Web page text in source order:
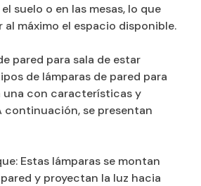
suelo o en las mesas, lo que
máximo el espacio disponible.
pared para sala de estar
de lámparas de pared para
una con características y
continuación, se presentan
Estas lámparas se montan
y proyectan la luz hacia